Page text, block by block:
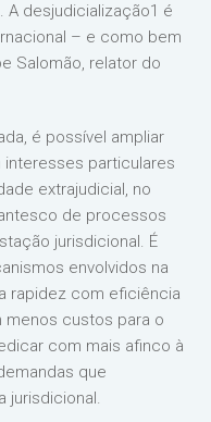
desjudicialização1 é
– e como bem
Salomão, relator do
é possível ampliar
particulares
extrajudicial, no
de processos
jurisdicional. É
envolvidos na
rapidez com eficiência
custos para o
com mais afinco à
que
jurisdicional.